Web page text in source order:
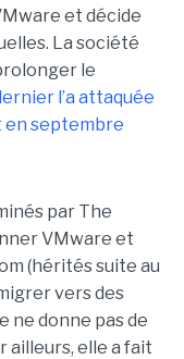
et décide
La société
le
l’a attaquée
en septembre
par The
VMware et
(hérités suite au
vers des
ne donne pas de
ailleurs, elle a fait